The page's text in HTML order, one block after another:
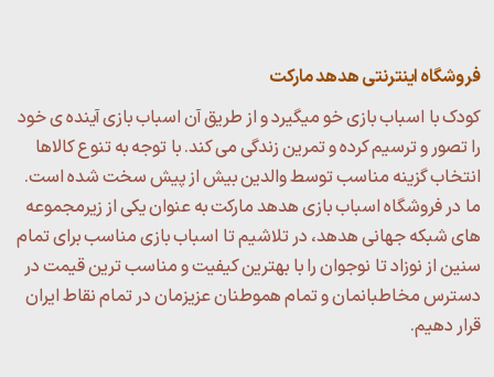
فروشگاه اینترنتی هدهد مارکت
کودک با اسباب بازی خو میگیرد و از طریق آن اسباب بازی آینده ی خود
را تصور و ترسیم کرده و تمرین زندگی می کند. با توجه به تنوع کالاها
انتخاب گزینه مناسب توسط والدین بیش از پیش سخت شده است.
ما در فروشگاه اسباب بازی هدهد مارکت به عنوان یکی از زیرمجموعه
های شبکه جهانی هدهد، در تلاشیم تا اسباب بازی مناسب برای تمام
سنین از نوزاد تا نوجوان را با بهترین کیفیت و مناسب ترین قیمت در
دسترس مخاطبانمان و تمام هموطنان عزیزمان در تمام نقاط ایران
قرار دهیم.